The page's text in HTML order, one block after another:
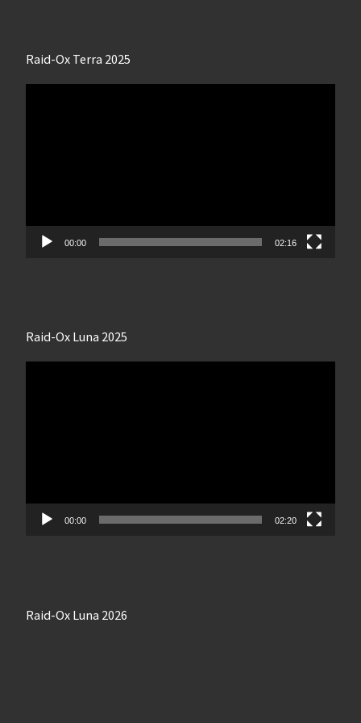
Raid-Ox Terra 2025
00:00 02:16
Raid-Ox Luna 2025
00:00 02:20
Raid-Ox Luna 2026